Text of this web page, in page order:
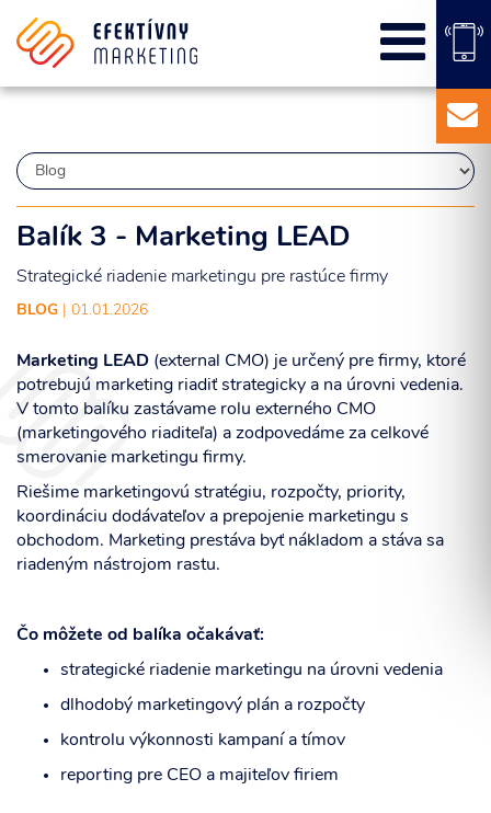
Balík 3 - Marketing LEAD
Strategické riadenie marketingu pre rastúce firmy
BLOG | 01.01.2026
Marketing LEAD (external CMO) je určený pre firmy, ktoré
potrebujú marketing riadiť strategicky a na úrovni vedenia.
V tomto balíku zastávame rolu externého CMO
(marketingového riaditeľa) a zodpovedáme za celkové
smerovanie marketingu firmy.
Riešime marketingovú stratégiu, rozpočty, priority,
koordináciu dodávateľov a prepojenie marketingu s
obchodom. Marketing prestáva byť nákladom a stáva sa
riadeným nástrojom rastu.
Čo môžete od balíka očakávať:
strategické riadenie marketingu na úrovni vedenia
dlhodobý marketingový plán a rozpočty
kontrolu výkonnosti kampaní a tímov
reporting pre CEO a majiteľov firiem
PPC kampane
Správa sociálnych sietí
Balíky služieb